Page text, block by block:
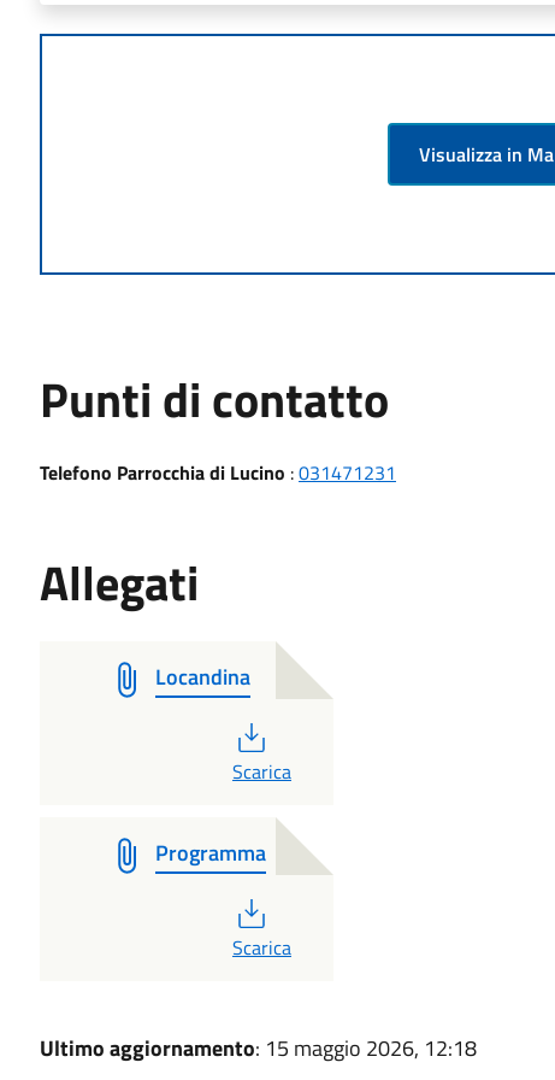
Visualizza in
Punti di contatto
Telefono Parrocchia di Lucino :031471231
Allegati
Locandina
PDF
Scarica
Programma
PDF
Scarica
Ultimo aggiornamento: 15 maggio 2026, 12:18